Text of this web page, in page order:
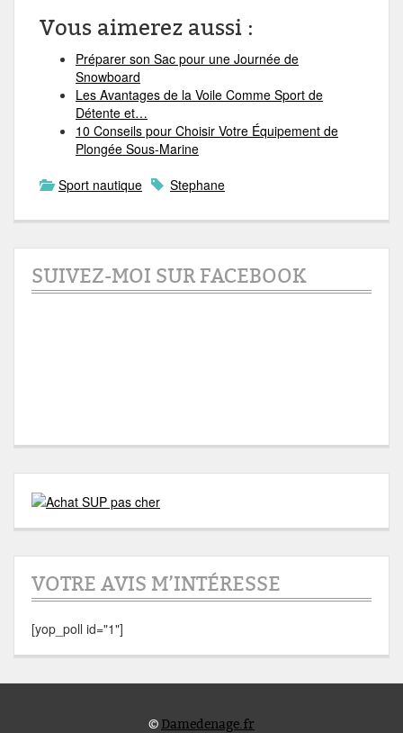
Vous aimerez aussi :
Préparer son Sac pour une Journée de
Snowboard
Les Avantages de la Voile Comme Sport de
Détente et…
10 Conseils pour Choisir Votre Équipement de
Plongée Sous-Marine
Sport nautique
Stephane
SUIVEZ-MOI SUR FACEBOOK
VOTRE AVIS M’INTÉRESSE
[yop_poll id="1"]
© Damedenage.fr